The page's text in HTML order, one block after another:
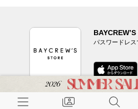
パスワードレ
CUSTOMER